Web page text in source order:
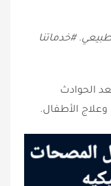
_الطبيعي. ‎#خدماتنا
الحوادث
الأطفال.